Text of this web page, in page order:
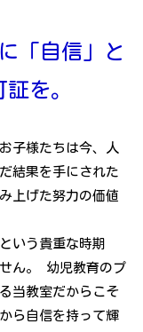
「自信」と
を。
子様たちは今、人
結果を手にされた
上げた努力の価値
いう貴重な時期
ん。 幼児教育のプ
当教室だからこそ
ら自信を持って輝